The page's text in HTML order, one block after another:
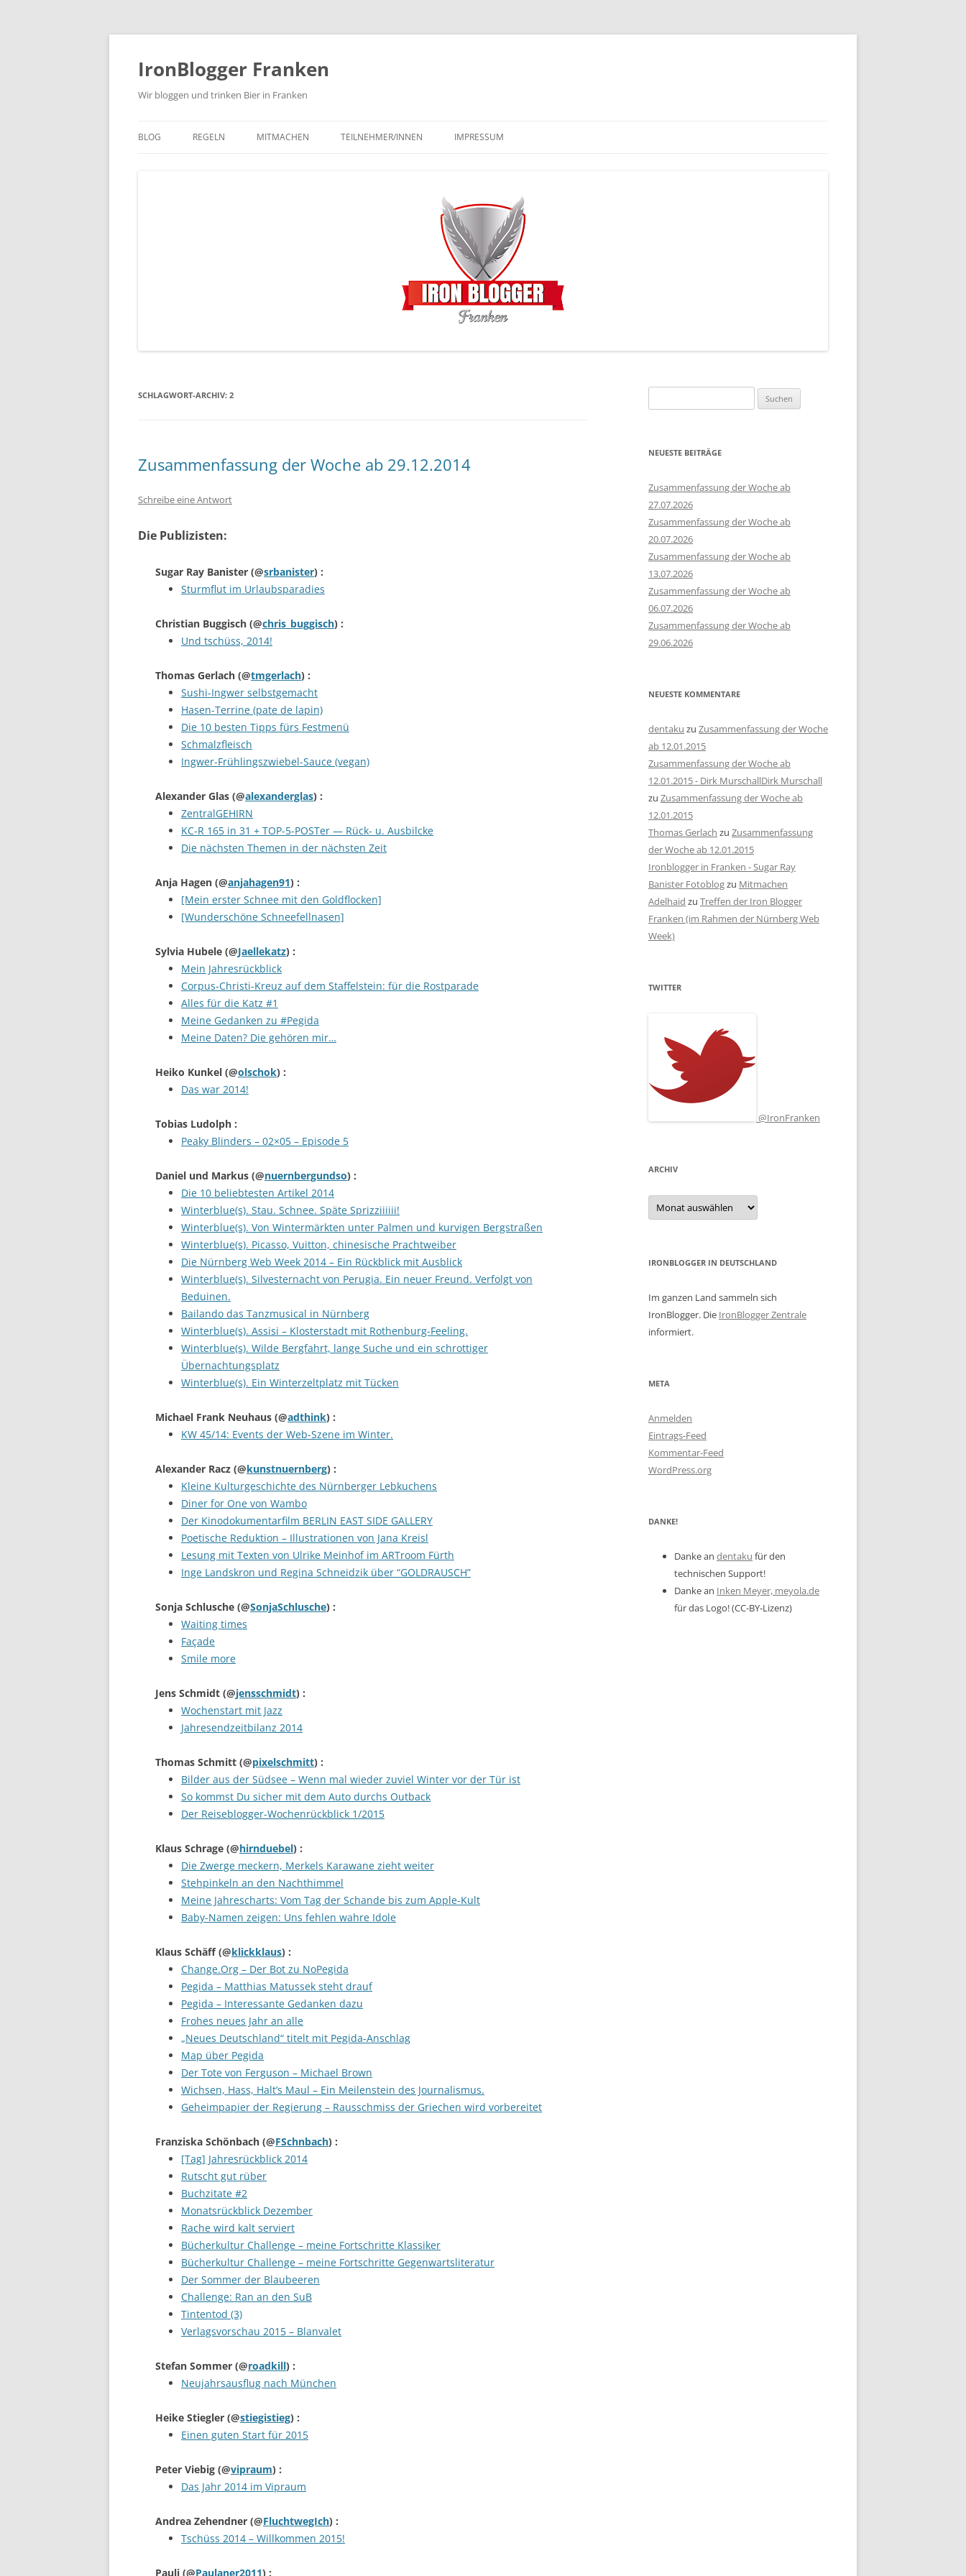
Zum
IronBlogger Franken
Wir bloggen und trinken Bier in Franken
BLOG REGELN MITMACHEN TEILNEHMER/INNEN IMPRESSUM
SCHLAGWORT-ARCHIV: 2
Zusammenfassung der Woche ab 29.12.2014
Schreibe eine Antwort
Die Publizisten:
Sugar Ray Banister (@srbanister) :
Sturmflut im Urlaubsparadies
Christian Buggisch (@chris_buggisch) :
Und tschüss, 2014!
Thomas Gerlach (@tmgerlach) :
Sushi-Ingwer selbstgemacht
Hasen-Terrine (pate de lapin)
Die 10 besten Tipps fürs Festmenü
Schmalzfleisch
Ingwer-Frühlingszwiebel-Sauce (vegan)
Alexander Glas (@alexanderglas) :
ZentralGEHIRN
KC-R 165 in 31 + TOP-5-POSTer — Rück- u. Ausbilcke
Die nächsten Themen in der nächsten Zeit
Anja Hagen (@anjahagen91) :
[Mein erster Schnee mit den Goldflocken]
[Wunderschöne Schneefellnasen]
Sylvia Hubele (@Jaellekatz) :
Mein Jahresrückblick
Corpus-Christi-Kreuz auf dem Staffelstein: für die Rostparade
Alles für die Katz #1
Meine Gedanken zu #Pegida
Meine Daten? Die gehören mir…
Heiko Kunkel (@olschok) :
Das war 2014!
Tobias Ludolph :
Peaky Blinders – 02×05 – Episode 5
Daniel und Markus (@nuernbergundso) :
Die 10 beliebtesten Artikel 2014
Winterblue(s). Stau. Schnee. Späte Sprizziiiiii!
Winterblue(s). Von Wintermärkten unter Palmen und kurvigen Bergstraßen
Winterblue(s). Picasso, Vuitton, chinesische Prachtweiber
Die Nürnberg Web Week 2014 – Ein Rückblick mit Ausblick
Winterblue(s). Silvesternacht von Perugia. Ein neuer Freund. Verfolgt von
Beduinen.
Bailando das Tanzmusical in Nürnberg
Winterblue(s). Assisi – Klosterstadt mit Rothenburg-Feeling.
Winterblue(s). Wilde Bergfahrt, lange Suche und ein schrottiger
Übernachtungsplatz
Winterblue(s). Ein Winterzeltplatz mit Tücken
Michael Frank Neuhaus (@adthink) :
KW 45/14: Events der Web-Szene im Winter.
Alexander Racz (@kunstnuernberg) :
Kleine Kulturgeschichte des Nürnberger Lebkuchens
Diner for One von Wambo
Der Kinodokumentarfilm BERLIN EAST SIDE GALLERY
Poetische Reduktion – Illustrationen von Jana Kreisl
Lesung mit Texten von Ulrike Meinhof im ARTroom Fürth
Inge Landskron und Regina Schneidzik über “GOLDRAUSCH”
Sonja Schlusche (@SonjaSchlusche) :
Waiting times
Façade
Smile more
Jens Schmidt (@jensschmidt) :
Wochenstart mit Jazz
Jahresendzeitbilanz 2014
Thomas Schmitt (@pixelschmitt) :
Bilder aus der Südsee – Wenn mal wieder zuviel Winter vor der Tür ist
So kommst Du sicher mit dem Auto durchs Outback
Der Reiseblogger-Wochenrückblick 1/2015
Klaus Schrage (@hirnduebel) :
Die Zwerge meckern, Merkels Karawane zieht weiter
Stehpinkeln an den Nachthimmel
Meine Jahrescharts: Vom Tag der Schande bis zum Apple-Kult
Baby-Namen zeigen: Uns fehlen wahre Idole
Klaus Schäff(@klickklaus) :
Change.Org – Der Bot zu NoPegida
Pegida – Matthias Matussek steht drauf
Pegida – Interessante Gedanken dazu
Frohes neues Jahr an alle
„Neues Deutschland“ titelt mit Pegida-Anschlag
Map über Pegida
Der Tote von Ferguson – Michael Brown
Wichsen, Hass, Halt’s Maul – Ein Meilenstein des Journalismus.
Geheimpapier der Regierung – Rausschmiss der Griechen wird vorbereitet
Franziska Schönbach (@FSchnbach) :
[Tag] Jahresrückblick 2014
Rutscht gut rüber
Buchzitate #2
Monatsrückblick Dezember
Rache wird kalt serviert
Bücherkultur Challenge – meine Fortschritte Klassiker
Bücherkultur Challenge – meine Fortschritte Gegenwartsliteratur
Der Sommer der Blaubeeren
Challenge: Ran an den SuB
Tintentod (3)
Verlagsvorschau 2015 – Blanvalet
Stefan Sommer (@roadkill) :
Neujahrsausflug nach München
Heike Stiegler (@stiegistieg) :
Einen guten Start für 2015
Peter Viebig (@vipraum) :
Das Jahr 2014 im Vipraum
Andrea Zehendner (@FluchtwegIch) :
Tschüss 2014 – Willkommen 2015!
Pauli (@Paulaner2011) :
nach:
NEUESTE BEITRÄGE
Zusammenfassung der Woche ab
27.07.2026
Zusammenfassung der Woche ab
20.07.2026
Zusammenfassung der Woche ab
13.07.2026
Zusammenfassung der Woche ab
06.07.2026
Zusammenfassung der Woche ab
29.06.2026
NEUESTE KOMMENTARE
dentaku zu Zusammenfassung der Woche
ab 12.01.2015
Zusammenfassung der Woche ab
12.01.2015 - Dirk MurschallDirk Murschall
zu Zusammenfassung der Woche ab
12.01.2015
Thomas Gerlach zu Zusammenfassung
der Woche ab 12.01.2015
Ironblogger in Franken - Sugar Ray
Banister Fotoblogzu Mitmachen
Adelhaid zu Treffen der Iron Blogger
Franken (im Rahmen der Nürnberg Web
Week)
TWITTER
@IronFranken
ARCHIV
Archiv
IRONBLOGGER IN DEUTSCHLAND
Im ganzen Land sammeln sich
IronBlogger. Die IronBlogger Zentrale
informiert.
META
Anmelden
Eintrags-Feed
Kommentar-Feed
WordPress.org
DANKE!
Danke an dentaku für den
technischen Support!
Danke an Inken Meyer, meyola.de
für das Logo! (CC-BY-Lizenz)